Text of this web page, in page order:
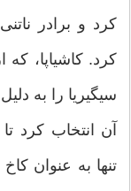
کرد و برادر
کرد. کاشیاپا،
آن انتخاب کرد
تنها به عنوان